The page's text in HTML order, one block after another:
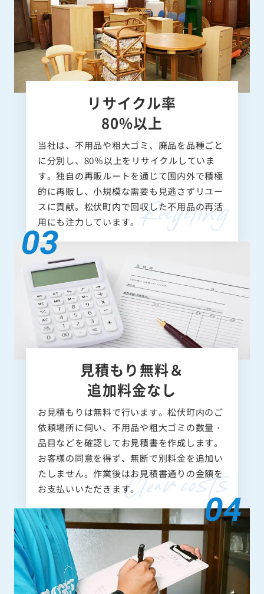
リサイクル率
80%以上
当社は、不用品や粗大ゴミ、廃品を品種ごと
に分別し、80％以上をリサイクルしていま
す。独自の再販ルートを通じて国内外で積極
的に再販し、小規模な需要も見逃さずリユー
スに貢献。松伏町内で回収した不用品の再活
用にも注力しています。
見積もり無料＆
追加料金なし
お見積もりは無料で行います。松伏町内のご
依頼場所に伺い、不用品や粗大ゴミの数量・
品目などを確認してお見積書を作成します。
お客様の同意を得ず、無断で別料金を追加い
たしません。作業後はお見積書通りの金額を
お支払いいただきます。